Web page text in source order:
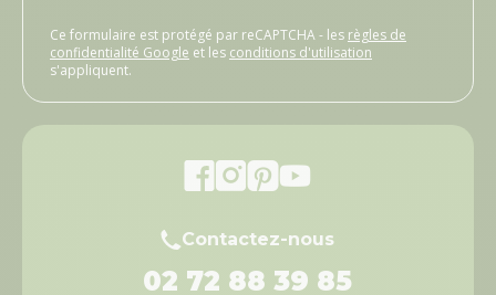
Ce formulaire est protégé par reCAPTCHA - les règles de
confidentialité Google et les conditions d'utilisation
s'appliquent.
Contactez-nous
02 72 88 39 85